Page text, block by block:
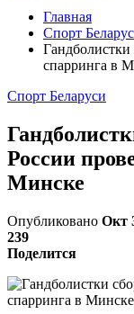
Главная
Спорт
спарринга в
Спорт Беларуси
России
Минске
Опубликовано Окт
239
Поделится